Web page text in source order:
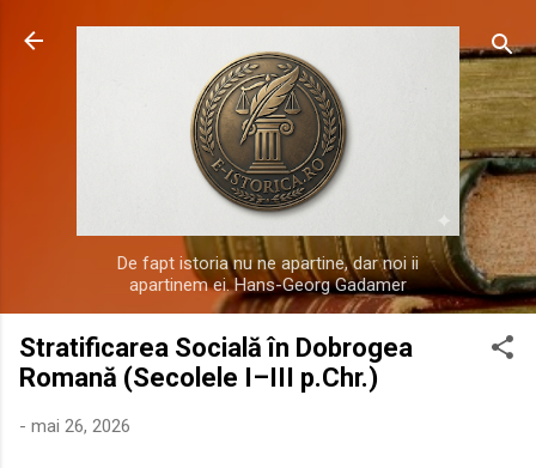
Treceți la conținutul principal
De fapt istoria nu ne apartine, dar noi ii
apartinem ei. Hans-Georg Gadamer
Stratificarea Socială în Dobrogea
Romană (Secolele I–III p.Chr.)
- mai 26, 2026